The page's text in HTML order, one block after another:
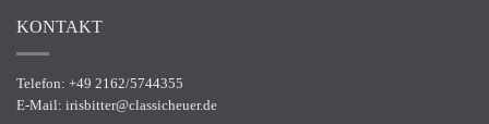
KONTAKT
Telefon: +49 2162/5744355
E-Mail: irisbitter@classicheuer.de